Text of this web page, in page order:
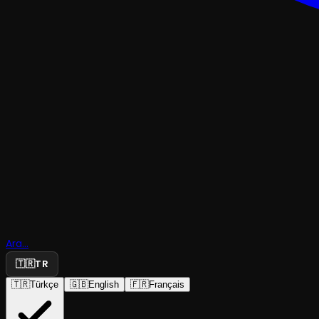
Ara...
🇹🇷TR
🇹🇷Türkçe 🇬🇧English 🇫🇷Français
Soba